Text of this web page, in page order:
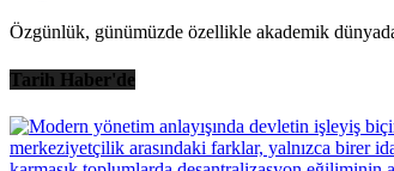
Özgünlük, günümüzde özellikle akademik
Tarih Haber'de